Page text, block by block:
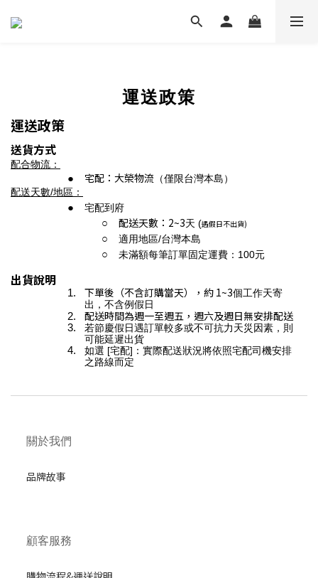
運送政策
運送政策
送貨方式
配合物流：
宅配： 大榮物流 （僅限台灣本島）
配送天數/地區：
宅配到府
配送天數：2~3天 (遇假日不出貨)
適用地區/台灣本島
未滿額每筆訂單固定運費：100元
出貨說明
下單後（不含訂購當天），約 1~3個工作天寄
出，不含例假日
配送時間為週一至週五，週六及週日無安排配送
若節慶假日遇訂單較多或不可抗力天災因素，則
可能延遲出貨
如選 [宅配]：實際配送狀況將依照宅配司機安排
之路線而定
關於我們
品牌故事
顧客服務